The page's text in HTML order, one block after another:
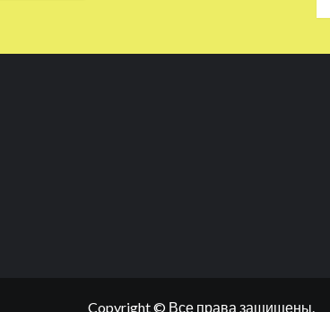
Copyright © Все права защищены.